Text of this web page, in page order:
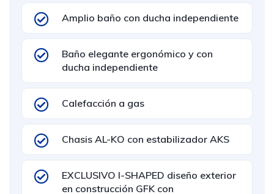
Amplio baño con ducha independiente
Baño elegante ergonómico y con
ducha independiente
Calefacción a gas
Chasis AL-KO con estabilizador AKS
EXCLUSIVO I-SHAPED diseño exterior
en construcción GFK con